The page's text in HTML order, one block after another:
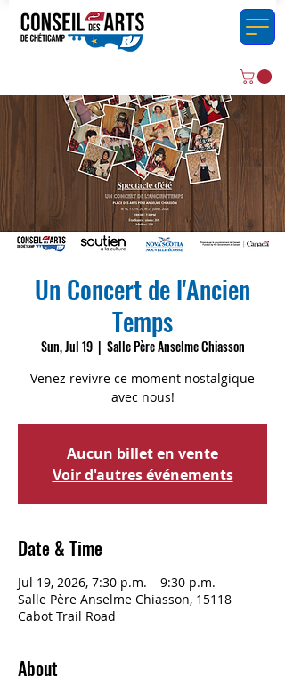
Un Concert de l'Ancien
Temps
Sun, Jul 19
  |
Salle Père Anselme Chiasson
Venez revivre ce moment nostalgique
avec nous!
Aucun billet en vente
Voir d'autres événements
Date & Time
Jul 19, 2026, 7:30 p.m. – 9:30 p.m.
Salle Père Anselme Chiasson, 15118
Cabot Trail Road
About